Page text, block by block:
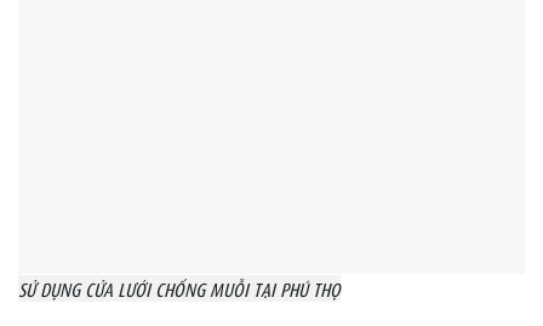
SỬ DỤNG CỬA LƯỚI CHỐNG MUỖI TẠI PHÚ THỌ